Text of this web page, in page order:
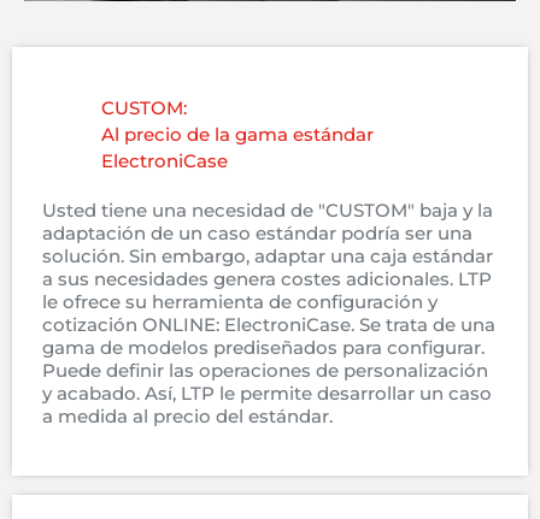
CUSTOM:
Al precio de la gama estándar
ElectroniCase
Usted tiene una necesidad de "CUSTOM" baja y la
adaptación de un caso estándar podría ser una
solución. Sin embargo, adaptar una caja estándar
a sus necesidades genera costes adicionales. LTP
le ofrece su herramienta de configuración y
cotización ONLINE: ElectroniCase. Se trata de una
gama de modelos prediseñados para configurar.
Puede definir las operaciones de personalización
y acabado. Así, LTP le permite desarrollar un caso
a medida al precio del estándar.